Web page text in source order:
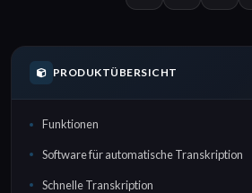
PRODUKTÜBERSICHT
Funktionen
Software für automatische Transkription
Schnelle Transkription